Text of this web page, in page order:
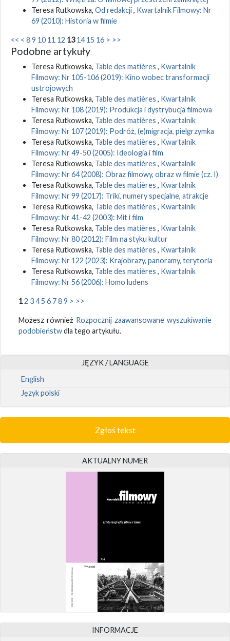
Teresa Rutkowska, Od redakcji, Kwartalnik Filmowy: Nr
69 (2010): Historia w filmie
<< < 89 10 11 12 13 14 15 16 > >>
Podobne artykuły
Teresa Rutkowska, Table des matières , Kwartalnik
Filmowy: Nr 105-106 (2019): Kino wobec transformacji
ustrojowych
Teresa Rutkowska, Table des matières , Kwartalnik
Filmowy: Nr 108 (2019): Produkcja i dystrybucja filmowa
Teresa Rutkowska, Table des matières , Kwartalnik
Filmowy: Nr 107 (2019): Podróż, (e)migracja, pielgrzymka
Teresa Rutkowska, Table des matières , Kwartalnik
Filmowy: Nr 49-50 (2005): Ideologia i film
Teresa Rutkowska, Table des matières , Kwartalnik
Filmowy: Nr 64 (2008): Obraz filmowy, obraz w filmie (cz. I)
Teresa Rutkowska, Table des matières , Kwartalnik
Filmowy: Nr 99 (2017): Triki, numery specjalne, atrakcje
Teresa Rutkowska, Table des matières , Kwartalnik
Filmowy: Nr 41-42 (2003): Mit i film
Teresa Rutkowska, Table des matières , Kwartalnik
Filmowy: Nr 80 (2012): Film na styku kultur
Teresa Rutkowska, Table des matières , Kwartalnik
Filmowy: Nr 122 (2023): Krajobrazy, panoramy, terytoria
Teresa Rutkowska, Table des matières , Kwartalnik
Filmowy: Nr 56 (2006): Homo ludens
12 345 6 789 > >>
Możesz również Rozpocznij zaawansowane wyszukiwanie
podobieństwdla tego artykułu.
JĘZYK / LANGUAGE
English
Język polski
Zgłoś tekst
AKTUALNY NUMER
INFORMACJE